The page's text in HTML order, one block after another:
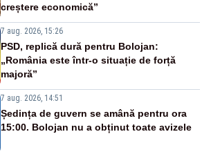
creștere economică”
7 aug. 2026, 15:26
PSD, replică dură pentru Bolojan:
„România este într-o situație de forță
majoră”
7 aug. 2026, 14:51
Ședința de guvern se amână pentru ora
15:00. Bolojan nu a obținut toate avizele